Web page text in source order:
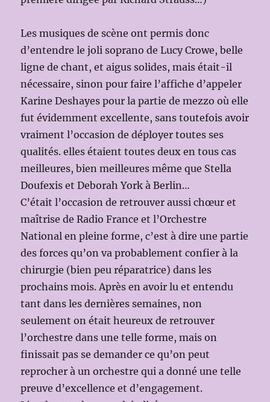
Les musiques de scène ont permis donc
d’entendre le joli soprano de Lucy Crowe, belle
ligne de chant, et aigus solides, mais était-il
nécessaire, sinon pour faire l’affiche d’appeler
Karine Deshayes pour la partie de mezzo où elle
fut évidemment excellente, sans toutefois avoir
vraiment l’occasion de déployer toutes ses
qualités. elles étaient toutes deux en tous cas
meilleures, bien meilleures même que Stella
Doufexis et Deborah York à Berlin…
C’était l’occasion de retrouver aussi chœur et
maîtrise de Radio France et l’Orchestre
National en pleine forme, c’est à dire une partie
des forces qu’on va probablement confier à la
chirurgie (bien peu réparatrice) dans les
prochains mois. Après en avoir lu et entendu
tant dans les dernières semaines, non
seulement on était heureux de retrouver
l’orchestre dans une telle forme, mais on
finissait pas se demander ce qu’on peut
reprocher à un orchestre qui a donné une telle
preuve d’excellence et d’engagement.